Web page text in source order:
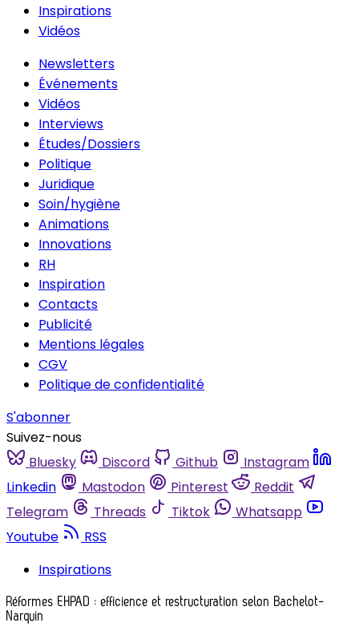
Inspirations
Vidéos
Newsletters
Événements
Vidéos
Interviews
Études/Dossiers
Politique
Juridique
Soin/hygiène
Animations
Innovations
RH
Inspiration
Contacts
Publicité
Mentions légales
CGV
Politique de confidentialité
S'abonner
Suivez-nous
Bluesky
Discord Github
Instagram
Linkedin
Mastodon Pinterest
Reddit
Telegram
Threads Tiktok
Whatsapp
Youtube
RSS
Inspirations
Réformes EHPAD : efficience et restructuration selon Bachelot-
Narquin